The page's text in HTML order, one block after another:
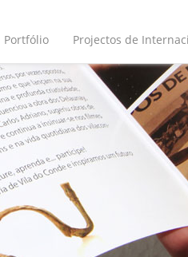
Portfólio Projectos de